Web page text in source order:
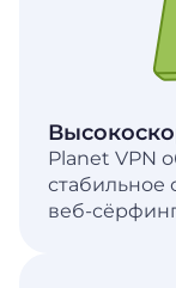
Planet VPN
стабильное
веб-